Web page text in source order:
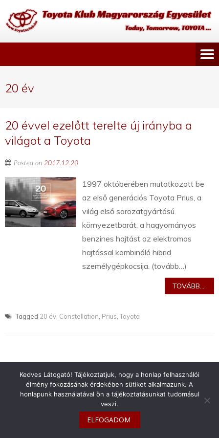
20 év
20 évvel ezelőtt terelte új irányba a
világot a Toyota
Posted on 2017.12.20
1997 októberében mutatkozott be
az első generációs Toyota Prius, a
világ első sorozatgyártású
környezetbarát, a hagyományos
benzines hajtást az elektromos
hajtással kombináló hibrid
személygépkocsija. (tovább…)
TOVÁBB...
Tagged 20 év Constellation Prius ,Toyota
info@toyotaclub.hu
Copyright © 2026Toyota Klub Magyarország
Kedves Látogató! Tájékoztatjuk, hogy a honlap felhasználói
élmény fokozásának érdekében sütiket alkalmazunk. A
honlapunk használatával ön a tájékoztatásunkat tudomásul
veszi.
ELFOGADOM